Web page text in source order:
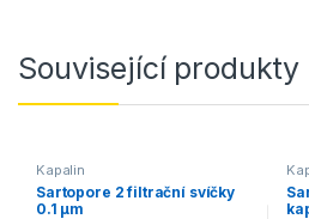
Související produkty
Kapalin
Sartopore 2 filtrační svíčky
0.1 µm